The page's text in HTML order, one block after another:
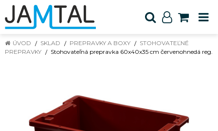
ÚVOD SKLAD PREPRAVKY A BOXY
STOHOVATEĽNÉ
PREPRAVKY
Stohovateľná prepravka 60x40x35 cm červenohnedá reg.